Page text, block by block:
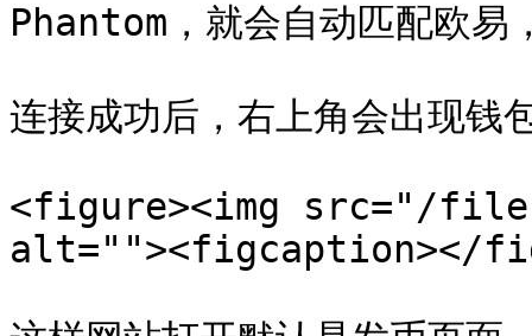
Phantom，就会自动匹配欧易
连接成功后，右上角会出现钱
<figure><img src="/
alt=""><figcaption></